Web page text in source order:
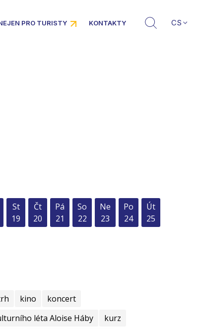
PRO TURISTY KONTAKTY CS
St
19
Čt
20
Pá
21
So
22
Ne
23
Po
24
Út
25
kino
koncert
léta Aloise Háby
kurz